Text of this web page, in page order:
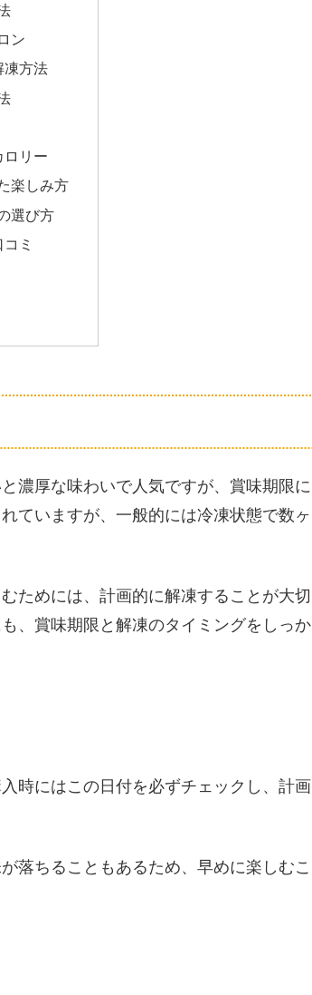
ン
凍方法
ロリー
楽しみ方
選び方
ミ
濃厚な味わいで人気ですが、賞味期限に
ていますが、一般的には冷凍状態で数ヶ
ためには、計画的に解凍することが大切
、賞味期限と解凍のタイミングをしっか
時にはこの日付を必ずチェックし、計画
落ちることもあるため、早めに楽しむこ